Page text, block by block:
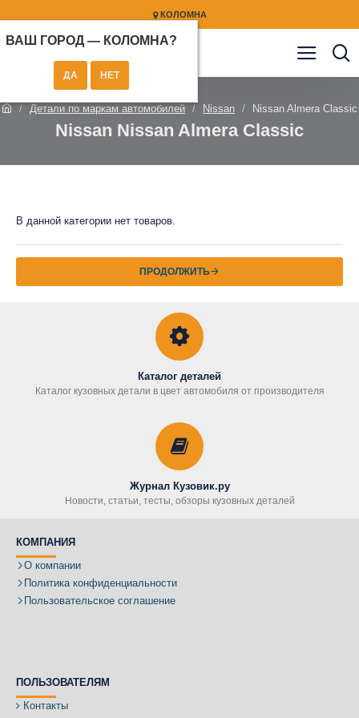
КОЛОМНА
ВАШ ГОРОД — КОЛОМНА?
Детали по маркам автомобилей Nissan Nissan Almera Classic
Nissan Nissan Almera Classic
В данной категории нет товаров.
ПРОДОЛЖИТЬ
Каталог деталей
Каталог кузовных детали в цвет автомобиля от производителя
Журнал Кузовик.ру
Новости, статьи, тесты, обзоры кузовных деталей
КОМПАНИЯ
О компании
Политика конфиденциальности
Пользовательское соглашение
ПОЛЬЗОВАТЕЛЯМ
Контакты